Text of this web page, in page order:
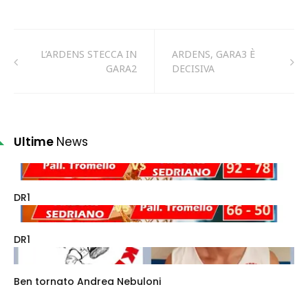
L’ARDENS STECCA IN
GARA2
ARDENS, GARA3 È
DECISIVA
Ultime News
DR1
DR1
Ben tornato Andrea Nebuloni